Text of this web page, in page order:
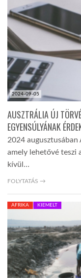
2024-09-05
AUSZTRÁLIA ÚJ
EGYENSÚLYÁNAK
2024
amely lehetővé teszi
kívül…
FOLYTATÁS →
AFRIKA KIEMELT